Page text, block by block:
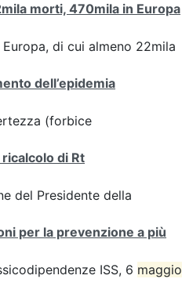
morti, 470mila in Europa
di cui almeno 22mila
dell’epidemia
(forbice
di Rt
del Presidente della
per la prevenzione a più
ISS, 6 maggio